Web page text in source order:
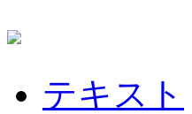
テキスト